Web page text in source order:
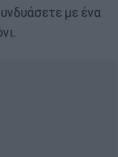
με ένα